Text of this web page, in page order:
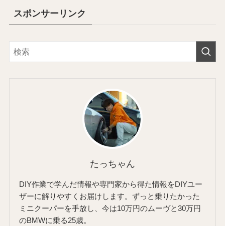
スポンサーリンク
たっちゃん
DIY作業で学んだ情報や専門家から得た情報をDIYユー
ザーに解りやすくお届けします。ずっと乗りたかった
ミニクーパーを手放し、今は10万円のムーヴと30万円
のBMWに乗る25歳。